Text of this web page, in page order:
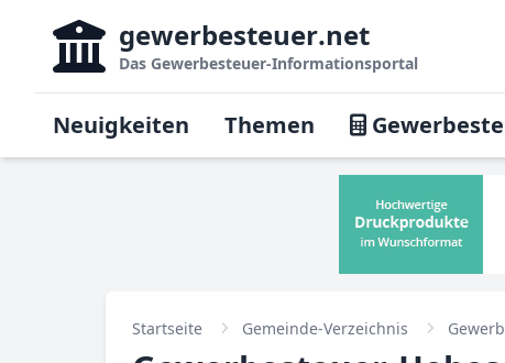
gewerbesteuer.net
Das Gewerbesteuer-Informationsportal
Neuigkeiten Themen
Startseite Gemeinde-Verzeichnis